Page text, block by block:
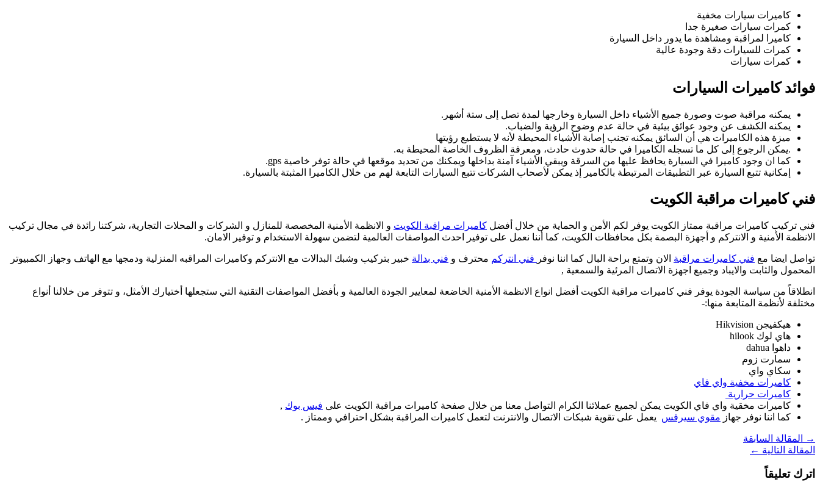
كاميرات سيارات مخفية
كمرات سيارات صغيرة جدا
كاميرا لمراقبة ومشاهدة ما يدور داخل السيارة
كمرات للسيارات دقة وجودة عالية
كمرات سيارات
فوائد كاميرات السيارات
يمكنه مراقبة صوت وصورة جميع الأشياء داخل السيارة وخارجها لمدة تصل إلى ستة أشهر.
يمكنه الكشف عن وجود عوائق بيئية في حالة عدم وضوح الرؤية والضباب.
ميزة هذه الكاميرات هي أن السائق يمكنه تجنب إصابة الأشياء المحيطة لأنه لا يستطيع رؤيتها
.يمكن الرجوع إلى كل ما تسجله الكاميرا في حالة حدوث حادث، ومعرفة الظروف الخاصة المحيطة به.
كما ان وجود كاميرا في السيارة يحافظ عليها من السرقة ويبقي الأشياء آمنة بداخلها ويمكنك من تحديد موقعها في حالة توفر خاصية gps.
إمكانية تتبع السيارة عبر التطبيقات المرتبطة بالكامير إذ يمكن لأصحاب الشركات تتبع السيارات التابعة لهم من خلال الكاميرا المثبتة بالسيارة.
فني كاميرات مراقبة الكويت
فني تركيب كاميرات مراقبة ممتاز الكويت يوفر لكم الأمن و الحماية من خلال أفضل كاميرات مراقبة الكويت و الانظمة الأمنية المخصصة للمنازل و الشركات و المحلات التجارية، شركتنا رائدة في مجال تركيب
الانظمة الأمنية و الانتركم و أجهزة البصمة بكل محافظات الكويت، كما أننا نعمل على توفير احدث المواصفات العالمية لتضمن سهولة الاستخدام و توفير الامان.
تواصل ايضا مع فني كاميرات مراقبة الان وتمتع براحة البال كما اننا نوفر فني انتركم محترف و فني بدالة خبير بتركيب وشبك البدالات مع الانتركم وكاميرات المراقبه المنزلية ودمجها مع الهاتف وجهاز الكمبيوتر
المحمول والثابت والايباد وجميع اجهزة الاتصال المرئية والسمعية ,
انطلاقاً من سياسة الجودة يوفر فني كاميرات مراقبة الكويت أفضل انواع الانظمة الأمنية الخاضعة لمعايير الجودة العالمية و بأفضل المواصفات التقنية التي ستجعلها أختيارك الأمثل، و تتوفر من خلالنا أنواع
مختلفة لأنظمة المتابعة منها:-
هيكفيجن Hikvision
هاي لوك hilook
داهوا dahua
سمارت زوم
سكاي واي
كاميرات مخفية واي فاي
كاميرات حرارية
كاميرات مخقية واي فاي الكويت يمكن لجميع عملائنا الكرام التواصل معنا من خلال صفحة كاميرات مراقبة الكويت على فيس بوك ,
كما اننا نوفر جهاز مقوي سيرفس يعمل على تقوية شبكات الاتصال والانترنت لتعمل كاميرات المراقبة بشكل احترافي وممتاز .
→
المقالة السابقة
المقالة التالية ←
اترك تعليقاً